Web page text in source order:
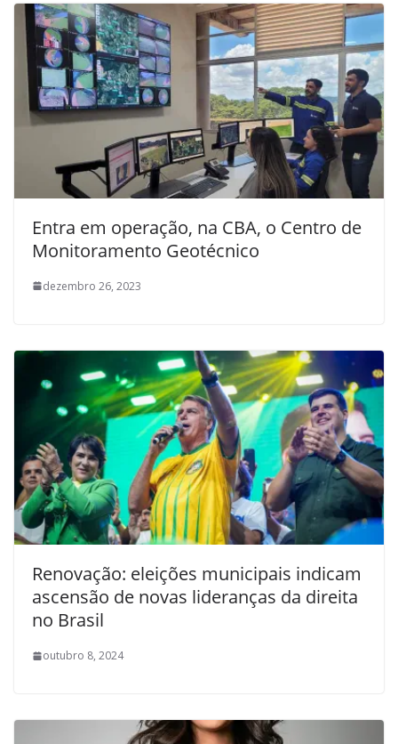
Entra em operação, na CBA, o Centro de
Monitoramento Geotécnico
dezembro 26, 2023
Renovação: eleições municipais indicam
ascensão de novas lideranças da direita
no Brasil
outubro 8, 2024